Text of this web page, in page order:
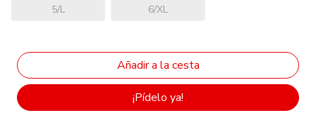
5/L 6/XL
¡Pídelo ya!